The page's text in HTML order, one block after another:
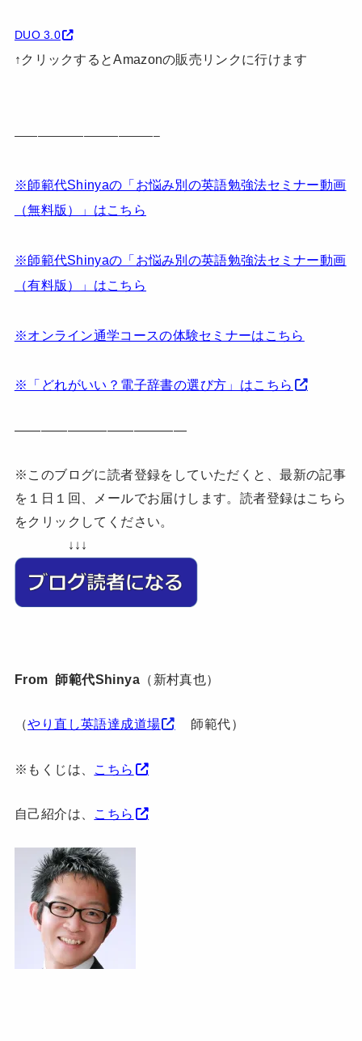
DUO 3.0
↑クリックするとAmazonの販売リンクに行けます
————————————–
※師範代Shinyaの「お悩み別の英語勉強法セミナー動画
（無料版）」はこちら
※師範代Shinyaの「お悩み別の英語勉強法セミナー動画
（有料版）」はこちら
※オンライン通学コースの体験セミナーはこちら
※「どれがいい？電子辞書の選び方」はこちら
—————————————
※このブログに読者登録をしていただくと、最新の記事
を１日１回、メールでお届けします。読者登録はこちら
をクリックしてください。
↓↓↓
From 師範代Shinya （新村真也）
（やり直し英語達成道場 師範代）
※もくじは、 こちら
自己紹介は、 こちら